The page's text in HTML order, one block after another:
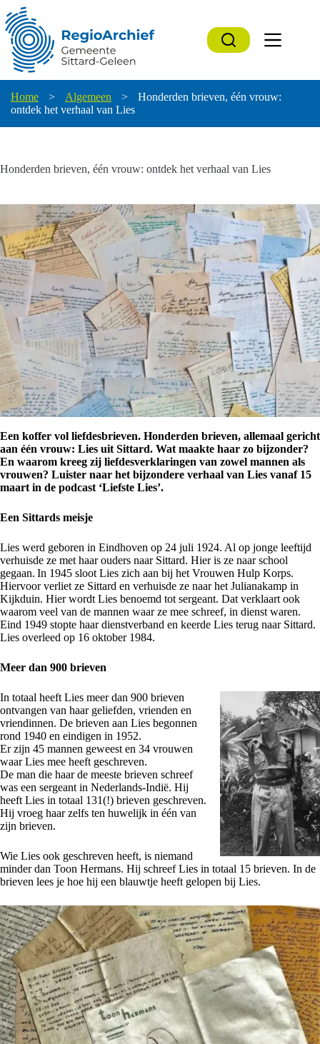
naar
de
inhoud
Home > Algemeen >
Honderden brieven, één vrouw:
ontdek het verhaal van Lies
Honderden brieven, één vrouw: ontdek het verhaal van Lies
Een koffer vol liefdesbrieven. Honderden brieven, allemaal gericht
aan één vrouw: Lies uit Sittard. Wat maakte haar zo bijzonder?
En waarom kreeg zij liefdesverklaringen van zowel mannen als
vrouwen? Luister naar het bijzondere verhaal van Lies vanaf 15
maart in de podcast ‘Liefste Lies’.
Een Sittards meisje
Lies werd geboren in Eindhoven op 24 juli 1924. Al op jonge leeftijd
verhuisde ze met haar ouders naar Sittard. Hier is ze naar school
gegaan. In 1945 sloot Lies zich aan bij het Vrouwen Hulp Korps.
Hiervoor verliet ze Sittard en verhuisde ze naar het Julianakamp in
Kijkduin. Hier wordt Lies benoemd tot sergeant. Dat verklaart ook
waarom veel van de mannen waar ze mee schreef, in dienst waren.
Eind 1949 stopte haar dienstverband en keerde Lies terug naar Sittard.
Lies overleed op 16 oktober 1984.
Meer dan 900 brieven
In totaal heeft Lies meer dan 900 brieven
ontvangen van haar geliefden, vrienden en
vriendinnen. De brieven aan Lies begonnen
rond 1940 en eindigen in 1952.
Er zijn 45 mannen geweest en 34 vrouwen
waar Lies mee heeft geschreven.
De man die haar de meeste brieven schreef
was een sergeant in Nederlands-Indië. Hij
heeft Lies in totaal 131(!) brieven geschreven.
Hij vroeg haar zelfs ten huwelijk in één van
zijn brieven.
Wie Lies ook geschreven heeft, is niemand
minder dan Toon Hermans. Hij schreef Lies in totaal 15 brieven. In de
brieven lees je hoe hij een blauwtje heeft gelopen bij Lies.